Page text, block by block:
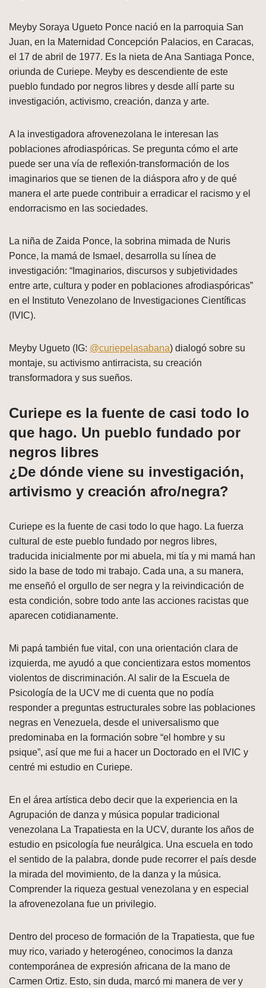
Meyby Soraya Ugueto Ponce nació en la parroquia San
Juan, en la Maternidad Concepción Palacios, en Caracas,
el 17 de abril de 1977. Es la nieta de Ana Santiaga Ponce,
oriunda de Curiepe. Meyby es descendiente de este
pueblo fundado por negros libres y desde allí parte su
investigación, activismo, creación, danza y arte.
A la investigadora afrovenezolana le interesan las
poblaciones afrodiaspóricas. Se pregunta cómo el arte
puede ser una vía de reflexión-transformación de los
imaginarios que se tienen de la diáspora afro y de qué
manera el arte puede contribuir a erradicar el racismo y el
endorracismo en las sociedades.
La niña de Zaida Ponce, la sobrina mimada de Nuris
Ponce, la mamá de Ismael, desarrolla su línea de
investigación: “Imaginarios, discursos y subjetividades
entre arte, cultura y poder en poblaciones afrodiaspóricas”
en el Instituto Venezolano de Investigaciones Científicas
(IVIC).
Meyby Ugueto (IG: @curiepelasabana) dialogó sobre su
montaje, su activismo antirracista, su creación
transformadora y sus sueños.
Curiepe es la fuente de casi todo lo
que hago. Un pueblo fundado por
negros libres
¿De dónde viene su investigación,
artivismo y creación afro/negra?
Curiepe es la fuente de casi todo lo que hago. La fuerza
cultural de este pueblo fundado por negros libres,
traducida inicialmente por mi abuela, mi tía y mi mamá han
sido la base de todo mi trabajo. Cada una, a su manera,
me enseñó el orgullo de ser negra y la reivindicación de
esta condición, sobre todo ante las acciones racistas que
aparecen cotidianamente.
Mi papá también fue vital, con una orientación clara de
izquierda, me ayudó a que concientizara estos momentos
violentos de discriminación. Al salir de la Escuela de
Psicología de la UCV me di cuenta que no podía
responder a preguntas estructurales sobre las poblaciones
negras en Venezuela, desde el universalismo que
predominaba en la formación sobre “el hombre y su
psique”, así que me fui a hacer un Doctorado en el IVIC y
centré mi estudio en Curiepe.
En el área artística debo decir que la experiencia en la
Agrupación de danza y música popular tradicional
venezolana La Trapatiesta en la UCV, durante los años de
estudio en psicología fue neurálgica. Una escuela en todo
el sentido de la palabra, donde pude recorrer el país desde
la mirada del movimiento, de la danza y la música.
Comprender la riqueza gestual venezolana y en especial
la afrovenezolana fue un privilegio.
Dentro del proceso de formación de la Trapatiesta, que fue
muy rico, variado y heterogéneo, conocimos la danza
contemporánea de expresión africana de la mano de
Carmen Ortiz. Esto, sin duda, marcó mi manera de ver y